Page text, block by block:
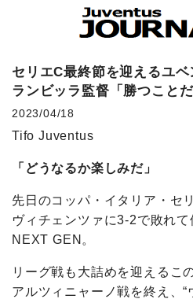
セリエC最終節を迎えるユ
ランビッラ監督「勝つこと
2023/04/18
Tifo Juventus
「どうなるか楽しみだ」
先日のコッパ・イタリア・セ
ヴィチェンツァに3-2で敗れ
NEXT GEN。
リーグ戦も大詰めを迎えるこ
アルツィニャーノ戦を終え、“